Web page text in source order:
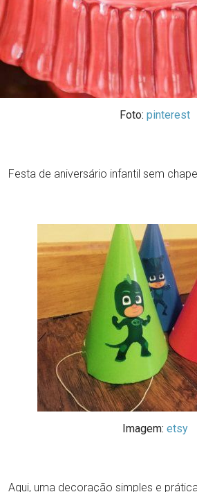
Foto: pinterest
Festa de aniversário infantil sem
Imagem: etsy
Aqui, uma decoração simples e